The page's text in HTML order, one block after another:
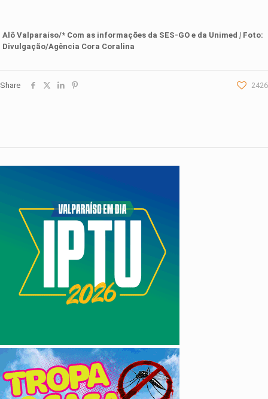
Alô Valparaíso/* Com as informações d a SES-GO e da Unimed | Foto:
Divulgação/Agência Cora Coralina
Share 2426